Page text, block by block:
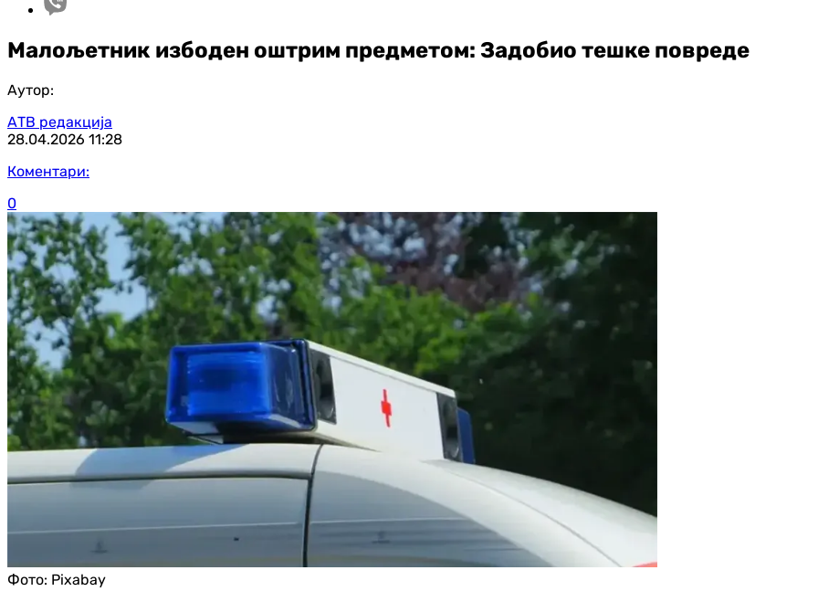
Малољетник избоден оштрим предметом: Задобио тешке повреде
Аутор:
АТВ редакција
28.04.2026 11:28
Коментари:
0
Фото: Pixabay